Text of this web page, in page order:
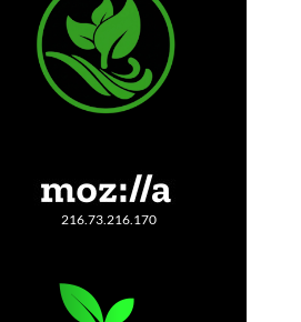
216.73.216.170